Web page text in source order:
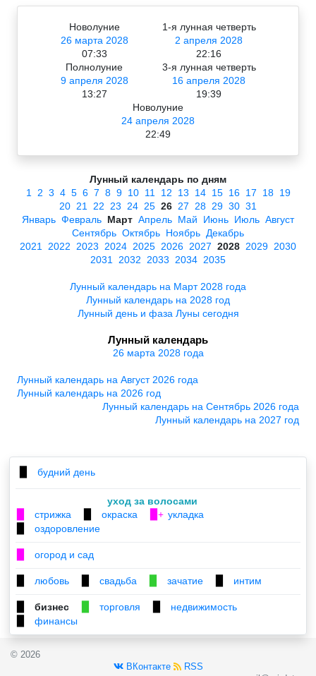
Новолуние
26 марта 2028
07:33
1-я лунная четверть
2 апреля 2028
22:16
Полнолуние
9 апреля 2028
13:27
3-я лунная четверть
16 апреля 2028
19:39
Новолуние
24 апреля 2028
22:49
Лунный календарь по дням
1
2 3 4 5 6 7 8 9 10 11 12 13 14 15 16 17 18 19
20 21 22 23 24 25 26 27 28 29 30 31
Январь Февраль Март Апрель Май Июнь Июль Август
Сентябрь Октябрь Ноябрь Декабрь
2021
2022 2023 2024 2025 2026 2027 2028 2029 2030
2031
2032 2033 2034 2035
Лунный календарь на Март 2028 года
Лунный календарь на 2028 год
Лунный день и фаза Луны сегодня
Лунный календарь
26 марта 2028 года
Лунный календарь на Август 2026 года
Лунный календарь на 2026 год
Лунный календарь на Сентябрь 2026 года
Лунный календарь на 2027 год
будний день
уход за волосами
стрижка окраска ▉+ укладка
оздоровление
огород и сад
любовь свадьба зачатие интим
бизнес торговля недвижимость
финансы
© 2026
ВКонтакте
RSS